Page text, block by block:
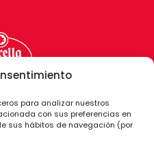
para analizar nuestros
con sus preferencias en
sus hábitos de navegación (por